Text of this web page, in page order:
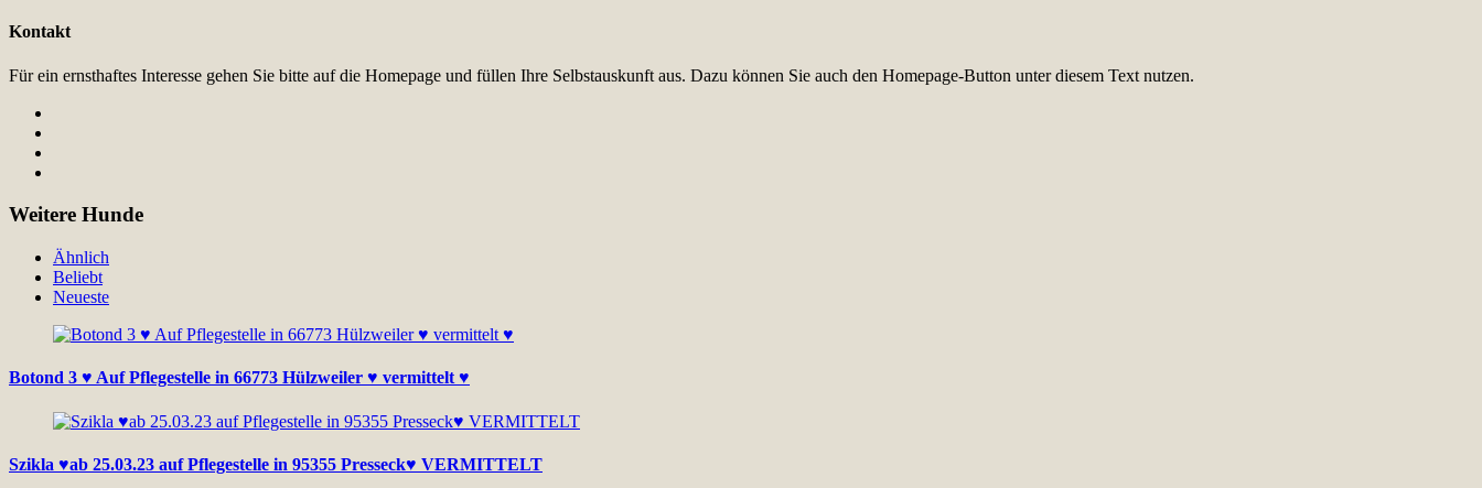
Kontakt
Für ein ernsthaftes Interesse gehen Sie bitte auf die Homepage und füllen Ihre Selbstauskunft aus. Dazu können Sie auch den Homepage-Button unter diesem Text nutzen.
Weitere Hunde
Ähnlich
Beliebt
Neueste
Botond 3 ♥ Auf Pflegestelle in 66773 Hülzweiler ♥ vermittelt ♥
Szikla ♥ab 25.03.23 auf Pflegestelle in 95355 Presseck♥ VERMITTELT